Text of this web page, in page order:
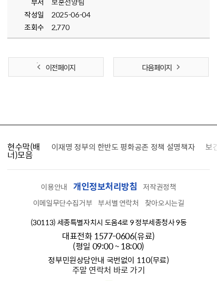
작성일
2025-06-04
조회수
2,770
이전 페이지 다음 페이지
현수막(배
너)모음
찾습니다 이재명 정부의 한반도 평화공존 정책 설명책자 보
이용안내 개인정보처리방침
저작권정책
이메일무단수집거부 부서별 연락처
찾아오시는길
(30113) 세종특별자치시 도움4로 9 정부세종청사 9동
대표전화 1577-0606(유료)
(평일 09:00 ~ 18:00)
정부민원상담안내 국번없이 110(무료)
주말 연락처 바로 가기